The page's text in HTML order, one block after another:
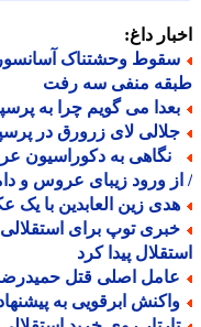
داغ:
وحشتناک آسانسور در
منفی سه رفت
می گویم چرا به
لای زرورق در
به دکوراسیون
ورود زیبای عروس و
زین العابدین با یک
توپ برای استقلالی ها/
پیدا کرد
اصلی قتل حمیدرضا
ابرقویی به پیشنهاد